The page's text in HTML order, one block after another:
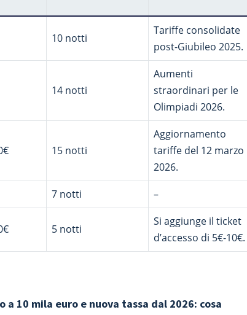
10 notti
Tariffe consolidate
post-Giubileo 2025.
14 notti
Aumenti
straordinari per le
Olimpiadi 2026.
15 notti
Aggiornamento
tariffe del 12 marzo
2026.
7 notti –
5 notti
Si aggiunge il ticket
d’accesso di 5€-10€.
10 mila euro e nuova tassa dal 2026: cosa